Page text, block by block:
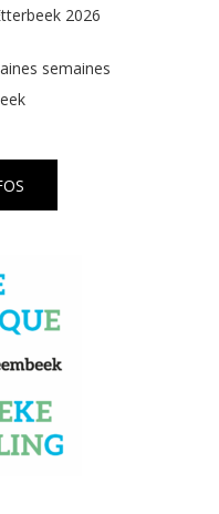
2026
semaines